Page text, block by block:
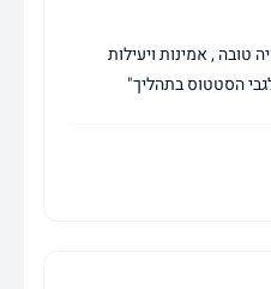
, אמינות ויעילות
הסטטוס בתהליך"